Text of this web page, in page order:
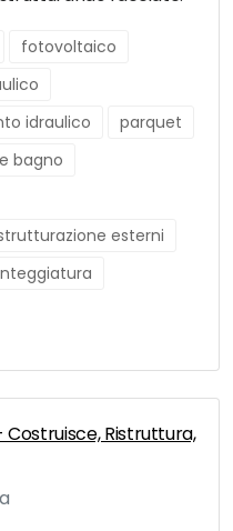
fotovoltaico
idraulico
parquet
bagno
esterni
Costruisce, Ristruttura,